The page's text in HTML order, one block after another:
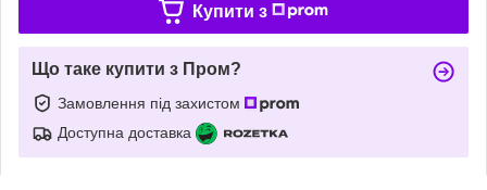
Купити з
Що таке купити з Пром?
Замовлення під захистом
Доступна доставка